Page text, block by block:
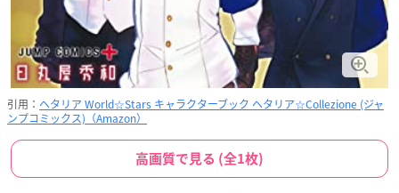
引用： ヘタリア World☆Stars キャラクターブック ヘタリア☆Collezione (ジャ
ンプコミックス)（Amazon）
高画質で見る (全1枚)